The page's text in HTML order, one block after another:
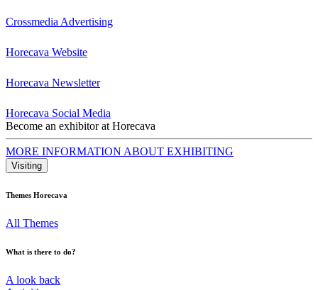
Crossmedia Advertising
Horecava Website
Horecava Newsletter
Horecava Social Media
Become an exhibitor at Horecava
MORE INFORMATION ABOUT EXHIBITING
Visiting
Themes Horecava
All Themes
What is there to do?
A look back